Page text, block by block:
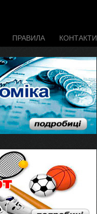
ПРАВИЛА КОНТАКТИ